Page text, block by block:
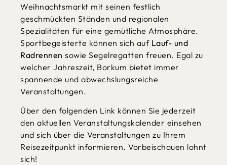
Weihnachtsmarkt mit seinen festlich
geschmückten Ständen und regionalen
Spezialitäten für eine gemütliche Atmosphäre.
Sportbegeisterte können sich auf Lauf- und
Radrennen sowie Segelregatten freuen. Egal zu
welcher Jahreszeit, Borkum bietet immer
spannende und abwechslungsreiche
Veranstaltungen.
Über den folgenden Link können Sie jederzeit
den aktuellen Veranstaltungskalender einsehen
und sich über die Veranstaltungen zu Ihrem
Reisezeitpunkt informieren. Vorbeischauen lohnt
sich!